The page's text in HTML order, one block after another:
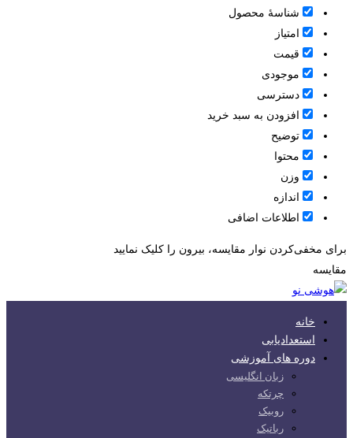
شناسۀ محصول
امتیاز
قيمت
موجودی
دسترسی
افزودن به سبد خرید
توضیح
محتوا
وزن
اندازه
اطلاعات اضافی
برای مخفی‌کردن نوار مقایسه، بیرون را کلیک نمایید
مقایسه
خانه
استعدادیابی
دوره های آموزشی
زبان انگلیسی
چرتکه
روبیک
رباتیک